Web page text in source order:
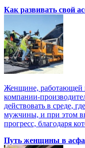
Как развивать свой
Женщине, работающей
компании-
действовать в среде,
мужчины, и при этом
прогресс, благодаря
Путь женщины в